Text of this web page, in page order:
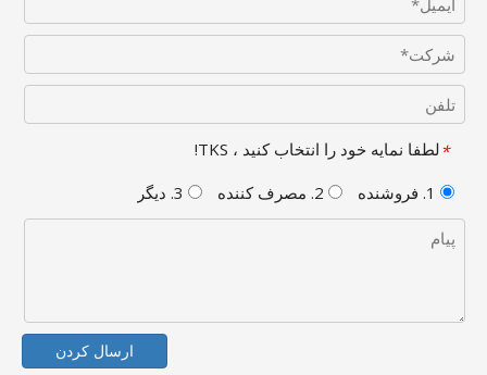
*لطفا نمایه خود را انتخاب کنید ، TKS!
ارسال کردن